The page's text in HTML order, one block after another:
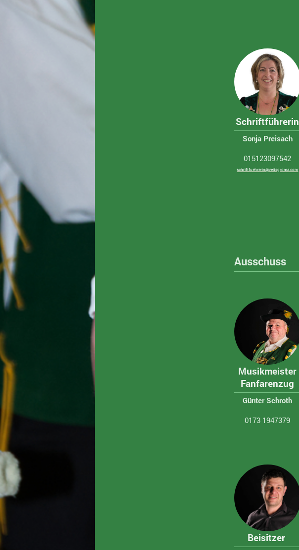
Schriftführerin
Sonja Preisach
015123097542
schriftfuehrerin@veitsgroma.com
Ausschuss
Musikmeister
Fanfarenzug
Günter Schroth
0173 1947379
Beisitzer